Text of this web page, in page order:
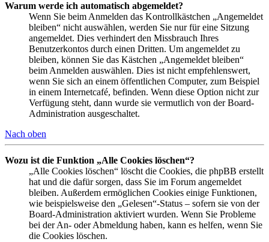
Warum werde ich automatisch abgemeldet?
Wenn Sie beim Anmelden das Kontrollkästchen „Angemeldet
bleiben“ nicht auswählen, werden Sie nur für eine Sitzung
angemeldet. Dies verhindert den Missbrauch Ihres
Benutzerkontos durch einen Dritten. Um angemeldet zu
bleiben, können Sie das Kästchen „Angemeldet bleiben“
beim Anmelden auswählen. Dies ist nicht empfehlenswert,
wenn Sie sich an einem öffentlichen Computer, zum Beispiel
in einem Internetcafé, befinden. Wenn diese Option nicht zur
Verfügung steht, dann wurde sie vermutlich von der Board-
Administration ausgeschaltet.
Nach oben
Wozu ist die Funktion „Alle Cookies löschen“?
„Alle Cookies löschen“ löscht die Cookies, die phpBB erstellt
hat und die dafür sorgen, dass Sie im Forum angemeldet
bleiben. Außerdem ermöglichen Cookies einige Funktionen,
wie beispielsweise den „Gelesen“-Status – sofern sie von der
Board-Administration aktiviert wurden. Wenn Sie Probleme
bei der An- oder Abmeldung haben, kann es helfen, wenn Sie
die Cookies löschen.